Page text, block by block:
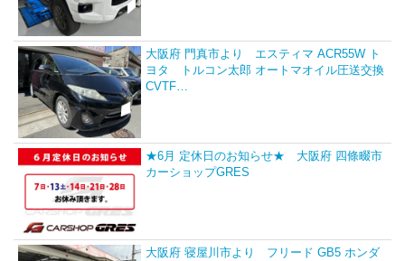
大阪府 門真市より エスティマ ACR55W ト
ヨタ トルコン太郎 オートマオイル圧送交換
CVTF…
★6月 定休日のお知らせ★ 大阪府 四條畷市
カーショップGRES
大阪府 寝屋川市より フリード GB5 ホンダ